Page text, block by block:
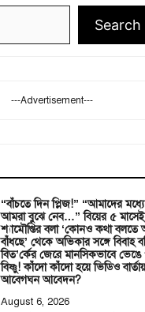
Search
---Advertisement---
“বাঁচতে দিন প্লিজ!” “আমাদের মধ্যে
আমরা বুঝে নেব…” বিয়ের ৫
শ্যামৌপ্তির বলা ‘কোনও কথা বলতে
বাঁধছে’ থেকে অভিকার সঙ্গে বিবাহ
বিত’র্কের জেরে মানসিকভাবে
বিষ্ণু! কাঁদো কাঁদো হয়ে ভিডিও
আবেগঘন আবেদন?
August 6, 2026